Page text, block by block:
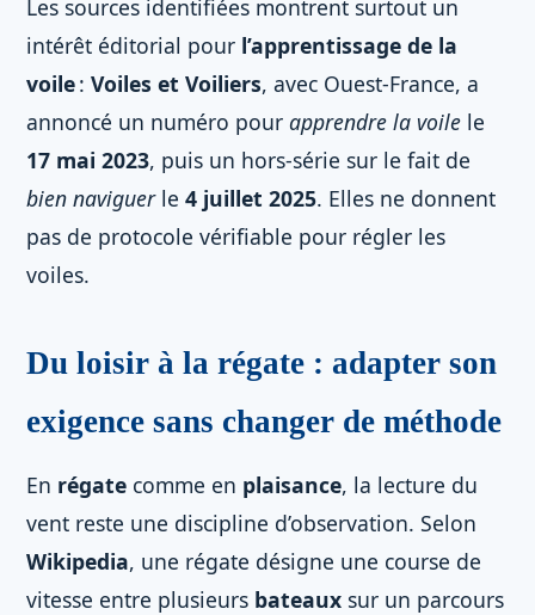
Les sources identifiées montrent surtout un
intérêt éditorial pour l’apprentissage de la
voile: Voiles et Voiliers, avec Ouest-France, a
annoncé un numéro pour apprendre la voile le
17 mai 2023, puis un hors-série sur le fait de
bien naviguerle 4 juillet 2025. Elles ne donnent
pas de protocole vérifiable pour régler les
voiles.
Du loisir à la régate : adapter son
exigence sans changer de méthode
En régate comme en plaisance, la lecture du
vent reste une discipline d’observation. Selon
Wikipedia, une régate désigne une course de
vitesse entre plusieurs bateaux sur un parcours